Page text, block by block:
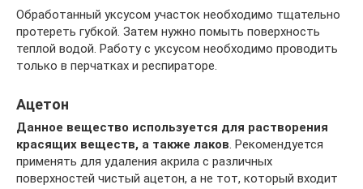
Обработанный уксусом участок необходимо тщательно
протереть губкой. Затем нужно помыть поверхность
теплой водой. Работу с уксусом необходимо проводить
только в перчатках и респираторе.
Ацетон
Данное вещество используется для растворения
красящих веществ, а также лаков. Рекомендуется
применять для удаления акрила с различных
поверхностей чистый ацетон, а не тот, который входит